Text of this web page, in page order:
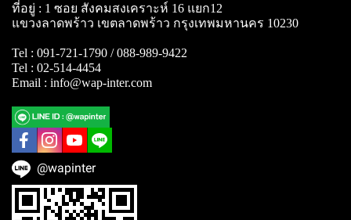
ที่อยู่ : 1 ซอย สังคมสงเคราะห์ 16 แยก12
แขวงลาดพร้าว เขตลาดพร้าว กรุงเทพมหานคร 10230
Tel : 091-721-1790 / 088-989-9422
Tel : 02-514-4454
Email : info@wap-inter.com
@wapinter